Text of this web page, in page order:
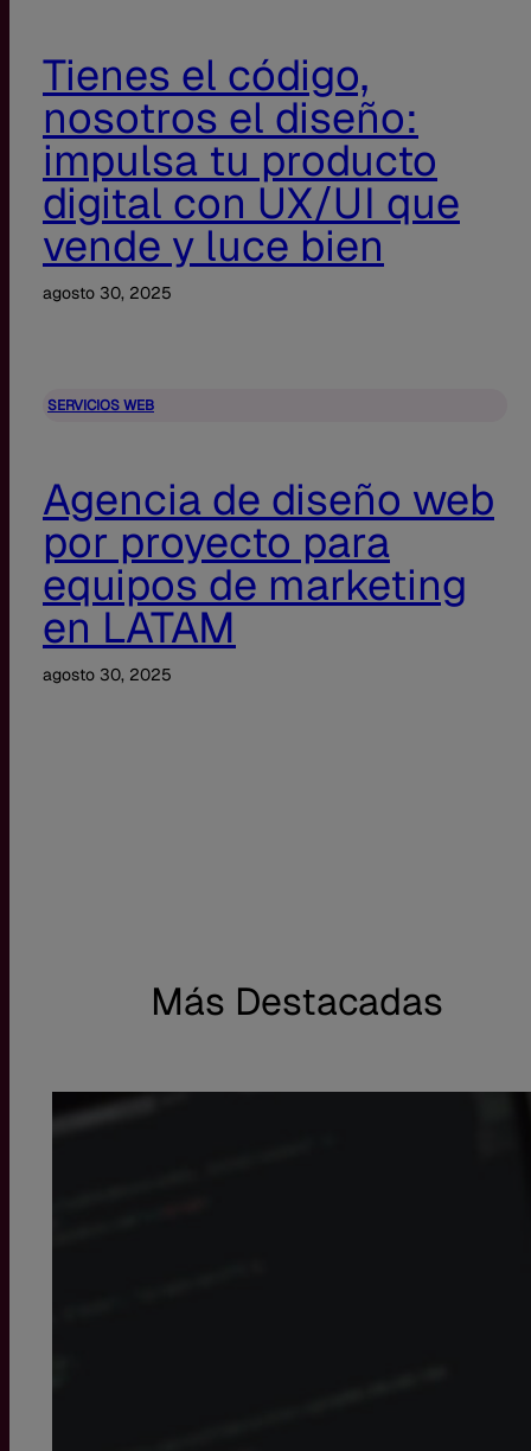
Tienes el código,
nosotros el diseño:
impulsa tu producto
digital con UX/UI que
vende y luce bien
agosto 30, 2025
SERVICIOS WEB
Agencia de diseño web
por proyecto para
equipos de marketing
en LATAM
agosto 30, 2025
Más Destacadas